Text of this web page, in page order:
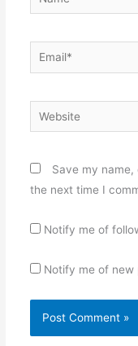
Email*
Website
Save my
the next time I
Notify me of
Notify me of new